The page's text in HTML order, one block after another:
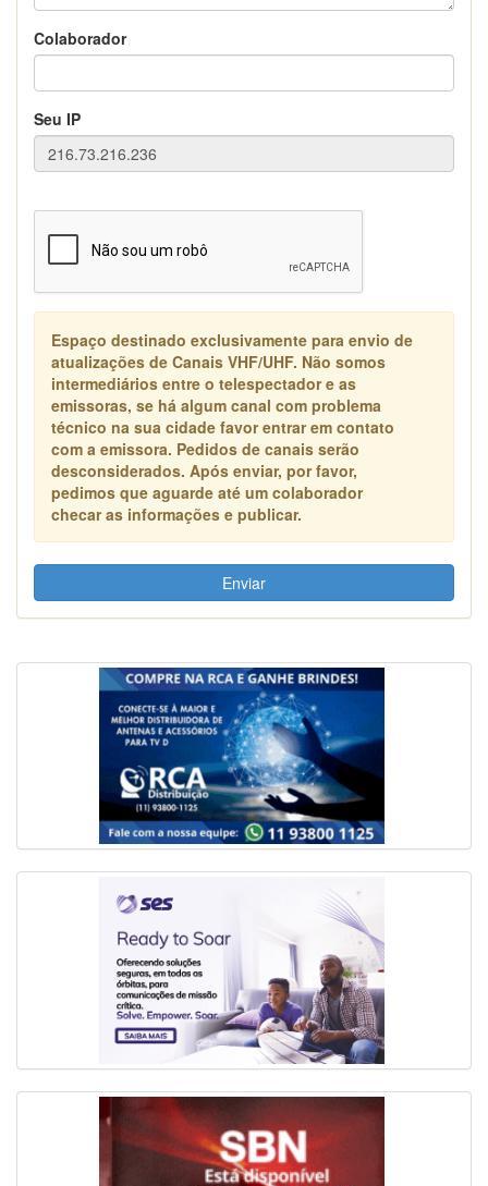
Colaborador
Seu IP
Espaço destinado exclusivamente para envio de
atualizações de Canais VHF/UHF. Não somos
intermediários entre o telespectador e as
emissoras, se há algum canal com problema
técnico na sua cidade favor entrar em contato
com a emissora. Pedidos de canais serão
desconsiderados. Após enviar, por favor,
pedimos que aguarde até um colaborador
checar as informações e publicar.
Enviar